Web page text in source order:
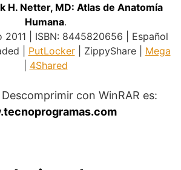
H. Netter, MD: Atlas de Anatomía
Humana.
2011 | ISBN: 8445820656 | Español
| PutLocker| ZippyShare | Mega
4Shared
Descomprimir con WinRAR es: